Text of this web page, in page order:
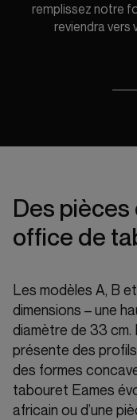
remplissez notre
reviendra vers
Des
office de
Les modèles A, B
dimensions – une
diamètre de 33
présente des
des formes
tabouret Eames
africain ou d’une